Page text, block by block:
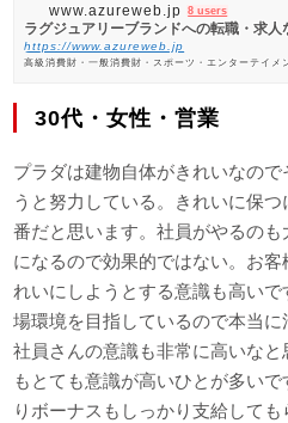
www.azureweb.jp 8 users
ラグジュアリーブランドへの転職・求
https://www.azureweb.jp
高級消費財・一般消費財・スポーツ・エンターテイメ
30代・女性・営業
プラダは建物自体がきれいなの
うと努力している。きれいに保
番だと思います。社員がやるの
になるので効果的ではない。お
れいにしようとする意識も高い
場環境を目指しているので本当に
社員さんの意識も非常に高いな
もとても意識が高いひとが多い
りボーナスもしっかり支給して